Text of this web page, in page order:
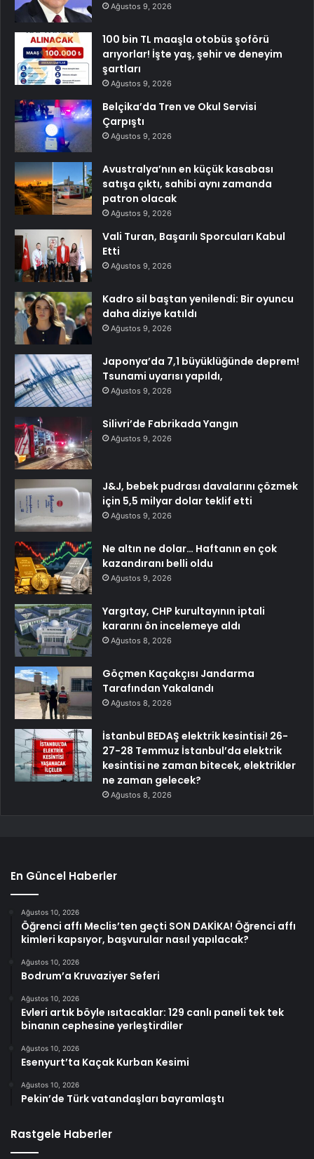
Ağustos 9, 2026
100 bin TL maaşla otobüs şoförü
arıyorlar! İşte yaş, şehir ve deneyim
şartları
Ağustos 9, 2026
Belçika’da Tren ve Okul Servisi
Çarpıştı
Ağustos 9, 2026
Avustralya’nın en küçük kasabası
satışa çıktı, sahibi aynı zamanda
patron olacak
Ağustos 9, 2026
Vali Turan, Başarılı Sporcuları Kabul
Etti
Ağustos 9, 2026
Kadro sil baştan yenilendi: Bir oyuncu
daha diziye katıldı
Ağustos 9, 2026
Japonya’da 7,1 büyüklüğünde deprem!
Tsunami uyarısı yapıldı,
Ağustos 9, 2026
Silivri’de Fabrikada Yangın
Ağustos 9, 2026
J&J, bebek pudrası davalarını çözmek
için 5,5 milyar dolar teklif etti
Ağustos 9, 2026
Ne altın ne dolar… Haftanın en çok
kazandıranı belli oldu
Ağustos 9, 2026
Yargıtay, CHP kurultayının iptali
kararını ön incelemeye aldı
Ağustos 8, 2026
Göçmen Kaçakçısı Jandarma
Tarafından Yakalandı
Ağustos 8, 2026
İstanbul BEDAŞ elektrik kesintisi! 26-
27-28 Temmuz İstanbul’da elektrik
kesintisi ne zaman bitecek, elektrikler
ne zaman gelecek?
Ağustos 8, 2026
En Güncel Haberler
Ağustos 10, 2026
Öğrenci affı Meclis’ten geçti SON DAKİKA! Öğrenci affı
kimleri kapsıyor, başvurular nasıl yapılacak?
Ağustos 10, 2026
Bodrum’a Kruvaziyer Seferi
Ağustos 10, 2026
Evleri artık böyle ısıtacaklar: 129 canlı paneli tek tek
binanın cephesine yerleştirdiler
Ağustos 10, 2026
Esenyurt’ta Kaçak Kurban Kesimi
Ağustos 10, 2026
Pekin’de Türk vatandaşları bayramlaştı
Rastgele Haberler